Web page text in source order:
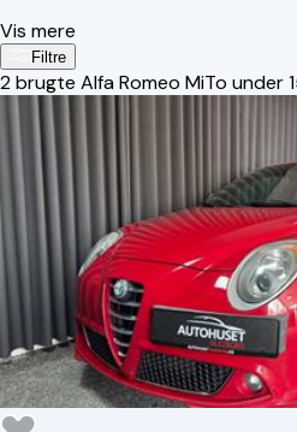
Vis mere
Filtre
2brugte Alfa Romeo MiTo under